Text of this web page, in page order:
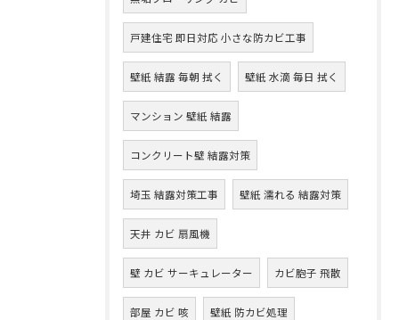
戸建住宅 即日対応 小さな防カビ工事
壁紙 結露 毎朝 拭く 壁紙 水滴 毎日 拭く
マンション 壁紙 結露
コンクリート壁 結露対策
埼玉 結露対策工事 壁紙 濡れる 結露対策
天井 カビ 扇風機
壁 カビ サーキュレーター カビ胞子 飛散
部屋 カビ 咳 壁紙 防カビ処理